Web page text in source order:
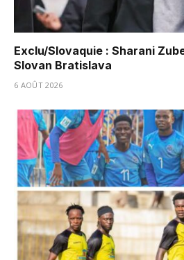
Exclu/Slovaquie : Sharani
Slovan Bratislava
6 AOÛT 2026